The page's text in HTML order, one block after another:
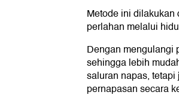
Metode ini dilakukan
perlahan melalui
Dengan mengulangi
sehingga lebih
saluran napas,
pernapasan secara